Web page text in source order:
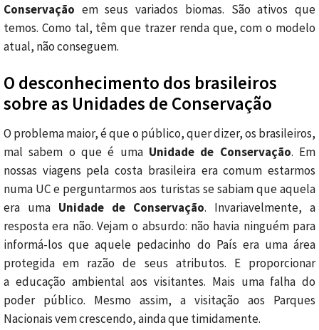
Conservação em seus variados biomas. São ativos que
temos. Como tal, têm que trazer renda que, com o modelo
atual, não conseguem.
O desconhecimento dos brasileiros
sobre as Unidades de Conservação
O problema maior, é que o público, quer dizer, os brasileiros,
mal sabem o que é uma Unidade de Conservação. Em
nossas viagens pela costa brasileira era comum estarmos
numa UC e perguntarmos aos turistas se sabiam que aquela
era uma Unidade de Conservação. Invariavelmente, a
resposta era não. Vejam o absurdo: não havia ninguém para
informá-los que aquele pedacinho do País era uma área
protegida em razão de seus atributos. E proporcionar
a educação ambiental aos visitantes. Mais uma falha do
poder público. Mesmo assim, a visitação aos Parques
Nacionais vem crescendo, ainda que timidamente.